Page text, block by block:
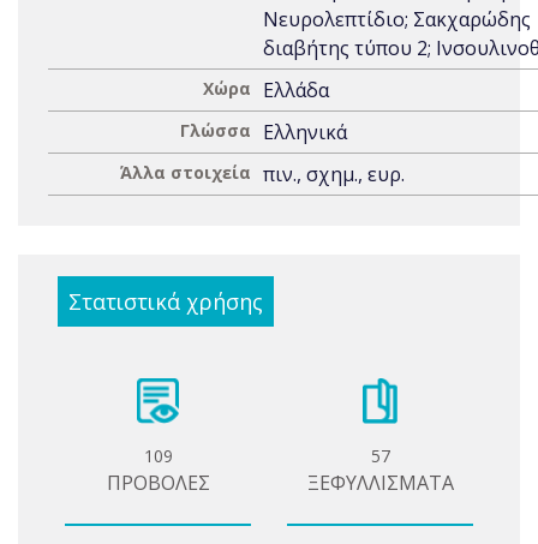
Νευρολεπτίδιο; Σακχαρώδης
διαβήτης τύπου 2;
Χώρα Ελλάδα
Γλώσσα Ελληνικά
Άλλα στοιχεία πιν., σχημ., ευρ.
Στατιστικά χρήσης
109
ΠΡΟΒΟΛΕΣ
57
ΞΕΦΥΛΛΙΣΜΑΤΑ